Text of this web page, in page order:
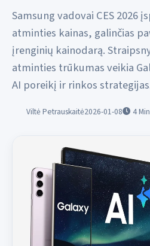
Samsung vadovai CES 2026
atminties kainas, galinčias
įrenginių kainodarą.
atminties trūkumas veikia
AI poreikį ir rinkos
Viltė Petrauskaitė2026-01-08 4